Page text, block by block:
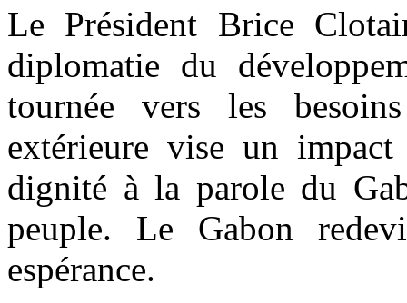
Le Président Brice
diplomatie du
tournée vers les
extérieure vise un
dignité à la parole du
peuple. Le Gabon
espérance.